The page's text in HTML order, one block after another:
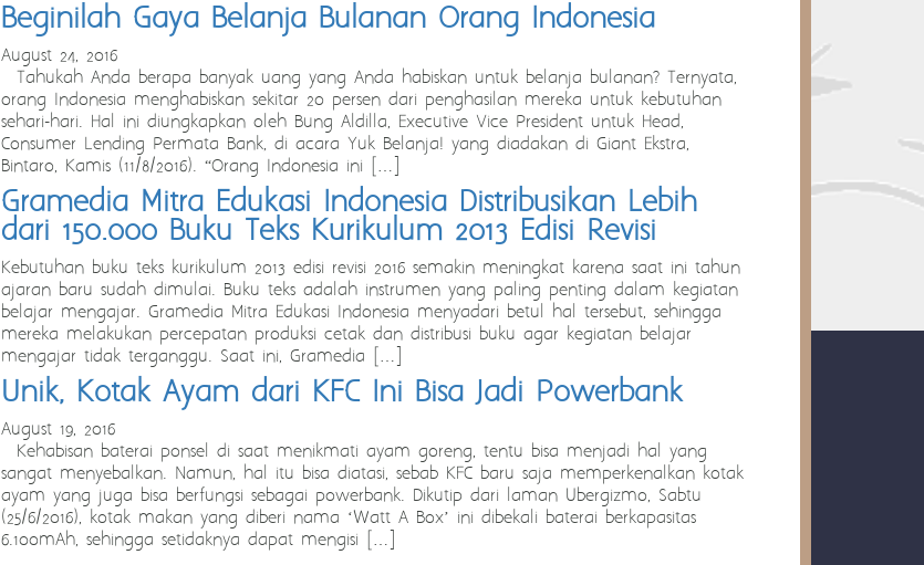
Beginilah Gaya Belanja Bulanan Orang Indonesia
August 24, 2016
Tahukah Anda berapa banyak uang yang Anda habiskan untuk belanja bulanan? Ternyata,
orang Indonesia menghabiskan sekitar 20 persen dari penghasilan mereka untuk kebutuhan
sehari-hari. Hal ini diungkapkan oleh Bung Aldilla, Executive Vice President untuk Head,
Consumer Lending Permata Bank, di acara Yuk Belanja! yang diadakan di Giant Ekstra,
Bintaro, Kamis (11/8/2016). “Orang Indonesia ini […]
Gramedia Mitra Edukasi Indonesia Distribusikan Lebih
dari 150.000 Buku Teks Kurikulum 2013 Edisi Revisi
Kebutuhan buku teks kurikulum 2013 edisi revisi 2016 semakin meningkat karena saat ini tahun
ajaran baru sudah dimulai. Buku teks adalah instrumen yang paling penting dalam kegiatan
belajar mengajar. Gramedia Mitra Edukasi Indonesia menyadari betul hal tersebut, sehingga
mereka melakukan percepatan produksi cetak dan distribusi buku agar kegiatan belajar
mengajar tidak terganggu. Saat ini, Gramedia […]
Unik, Kotak Ayam dari KFC Ini Bisa Jadi Powerbank
August 19, 2016
Kehabisan baterai ponsel di saat menikmati ayam goreng, tentu bisa menjadi hal yang
sangat menyebalkan. Namun, hal itu bisa diatasi, sebab KFC baru saja memperkenalkan kotak
ayam yang juga bisa berfungsi sebagai powerbank. Dikutip dari laman Ubergizmo, Sabtu
(25/6/2016), kotak makan yang diberi nama ‘Watt A Box’ ini dibekali baterai berkapasitas
6.100mAh, sehingga setidaknya dapat mengisi […]